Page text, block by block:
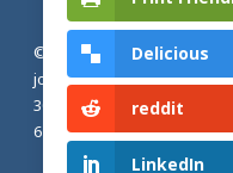
© 2026 Actualités
jour de France
30, Avenue Émile Zola,
64 79 87 00
Delicious
reddit
LinkedIn